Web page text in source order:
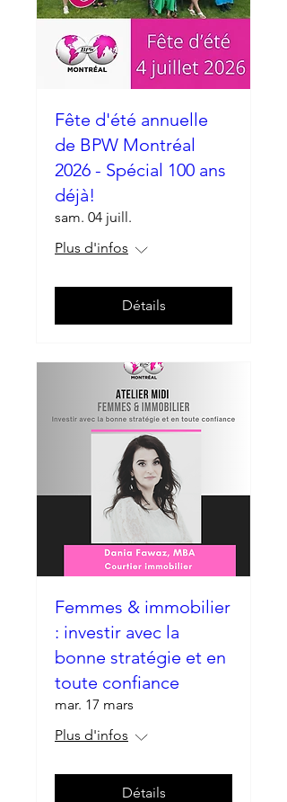
Fête d'été annuelle
de BPW Montréal
2026 - Spécial 100 ans
déjà!
sam. 04 juill.
Plus d'infos
Détails
Femmes & immobilier
: investir avec la
bonne stratégie et en
toute confiance
mar. 17 mars
Plus d'infos
Détails